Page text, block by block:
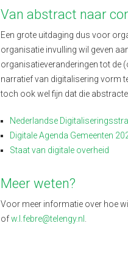
Van abstract naar
Een grote uitdaging dus voor
organisatie invulling wil geven
organisatieveranderingen tot de
narratief van digitalisering vorm
toch ook wel fijn dat die
Nederlandse
Digitale Agenda Gemeenten
Staat van digitale overheid
Meer weten?
Voor meer informatie over hoe
ofw.l.febre@telengy.nl .